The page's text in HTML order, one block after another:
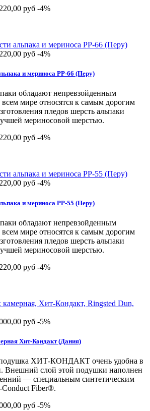
руб -4%
руб -4%
и мериноса РР-66 (Перу)
обладают непревзойденным
всем мире относятся к самым дорогим
пледов шерсть альпаки
мериносовой шерстью.
руб -4%
руб -4%
и мериноса РР-55 (Перу)
обладают непревзойденным
всем мире относятся к самым дорогим
пледов шерсть альпаки
мериносовой шерстью.
руб -4%
руб -5%
Хит-Кондакт (Дания)
подушка ХИТ-КОНДАКТ очень удобна в
Внешний слой этой подушки наполнен
— специальным синтетическим
Fiber®.
руб -5%